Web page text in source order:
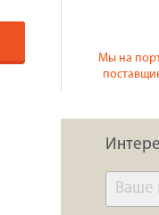
Мы на